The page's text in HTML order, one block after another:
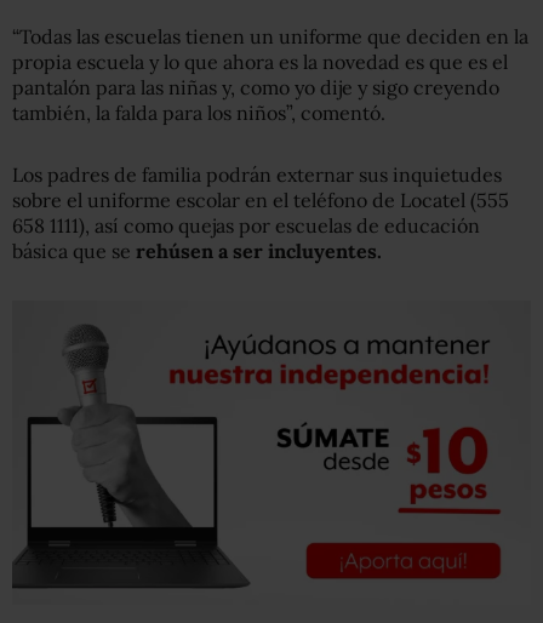
“Todas las escuelas tienen un uniforme que deciden en la
propia escuela y lo que ahora es la novedad es que es el
pantalón para las niñas y, como yo dije y sigo creyendo
también, la falda para los niños”, comentó.
Los padres de familia podrán externar sus inquietudes
sobre el uniforme escolar en el teléfono de Locatel (555
658 1111), así como quejas por escuelas de educación
básica que se rehúsen a ser incluyentes.